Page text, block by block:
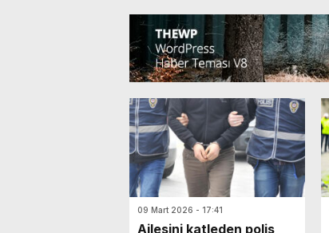
09 Mart 2026 - 17:41
Ailesini katleden polis